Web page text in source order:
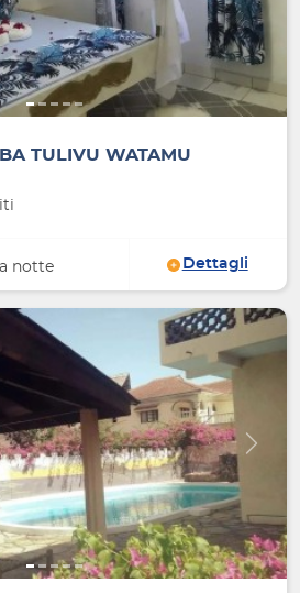
TULIVU WATAMU
notte Dettagli
Avanti